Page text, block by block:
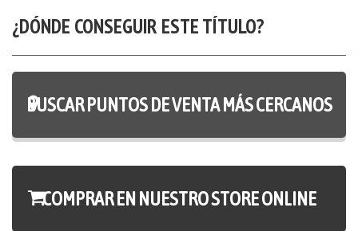
¿DÓNDE CONSEGUIR ESTE TÍTULO?
BUSCAR PUNTOS DE VENTA MÁS CERCANOS
COMPRAR EN NUESTRO STORE ONLINE